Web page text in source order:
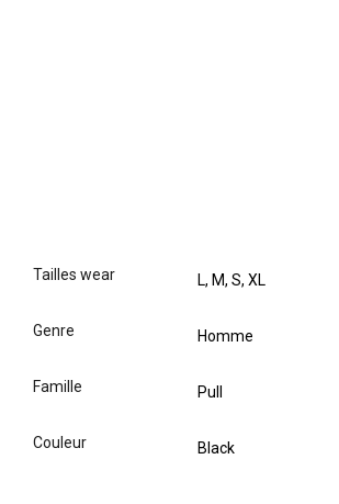
tailles wear L, M, S, XL
genre Homme
famille Pull
couleur Black